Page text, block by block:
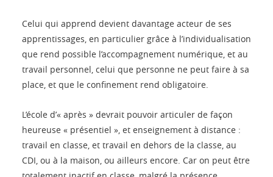
Celui qui apprend devient davantage acteur de ses
apprentissages, en particulier grâce à l’individualisation
que rend possible l’accompagnement numérique, et au
travail personnel, celui que personne ne peut faire à sa
place, et que le confinement rend obligatoire.
L’école d’« après » devrait pouvoir articuler de façon
heureuse « présentiel », et enseignement à distance :
travail en classe, et travail en dehors de la classe, au
CDI, ou à la maison, ou ailleurs encore. Car on peut être